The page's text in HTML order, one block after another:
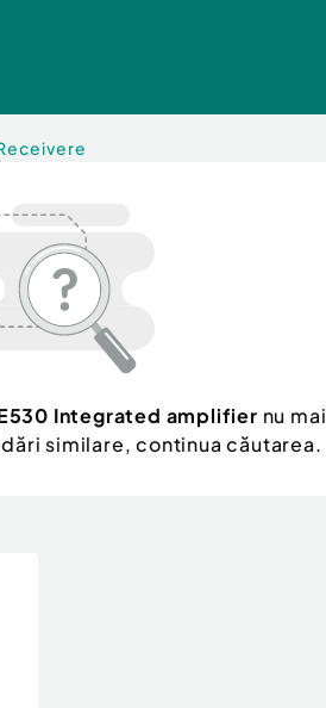
Integrated amplifier nu
similare, continua căutarea.